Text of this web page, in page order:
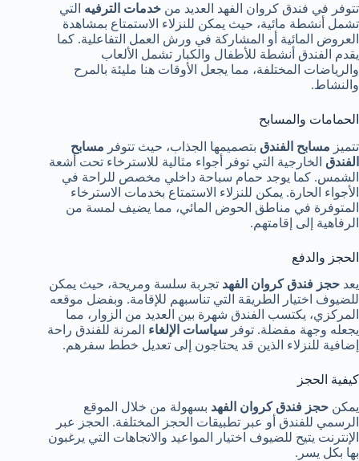
تتوفر في فندق كروان الفهد العديد من خدمات الترفيه التي
تشمل أنشطة مائية، حيث يمكن للنزلاء الاستمتاع بمشاهدة
العروض المائية أو المشاركة في ورش العمل التفاعلية. كما
يقدم الفندق أنشطة للأطفال والكبار تشمل الألعاب
والرياضات المختلفة، مما يجعل الأوقات هنا مليئة بالمرح
والنشاط.
الحمامات والمسابح
تتميز مسابح الفندق بتصميمها الجذاب، حيث تتوفر مسابح
الفندق الخارجية التي توفر أجواء مثالية للاسترخاء تحت أشعة
الشمس. كما يوجد حمام سباحة داخلي مخصص للراحة في
الأجواء الحارة. يمكن للنزلاء الاستمتاع بخدمات الاسترخاء
المتوفرة في مناطق الحوض المائي، مما يضيف لمسة من
الرفاهية إلى إقامتهم.
الحجز والدفع
يعد حجز فندق كروان الفهد تجربة سلسة ومريحة، حيث يمكن
للضيوف اختيار الطريقة التي تناسبهم للإقامة. وبفضل موقعه
المركزي، يكتسب الفندق شهرة بين العديد من الزوار، مما
يجعله وجهة مفضلة. توفر سياسات الإلغاء المرنة للفندق راحة
إضافية للنزلاء الذين قد يحتاجون إلى تعديل خطط سفرهم.
كيفية الحجز
يمكن حجز فندق كروان الفهد بسهولة من خلال الموقع
الرسمي للفندق أو عبر تطبيقات الحجز المختلفة. الحجز عبر
الإنترنت يتيح للضيوف اختيار المواعيد والاتجاهات التي يرغبون
بها بكل يسر.